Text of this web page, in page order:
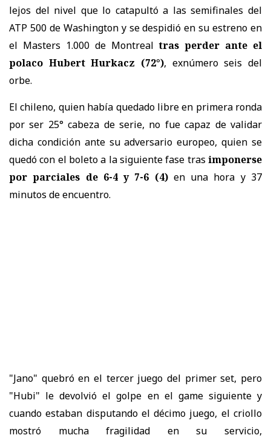
lejos del nivel que lo catapultó a las semifinales del
ATP 500 de Washington y se despidió en su estreno en
el Masters 1.000 de Montreal tras perder ante el
polaco Hubert Hurkacz (72°), exnúmero seis del
orbe.
El chileno, quien había quedado libre en primera ronda
por ser 25° cabeza de serie, no fue capaz de validar
dicha condición ante su adversario europeo, quien se
quedó con el boleto a la siguiente fase tras imponerse
por parciales de 6-4 y 7-6 (4)en una hora y 37
minutos de encuentro.
"Jano" quebró en el tercer juego del primer set, pero
"Hubi" le devolvió el golpe en el game siguiente y
cuando estaban disputando el décimo juego, el criollo
mostró mucha fragilidad en su servicio,